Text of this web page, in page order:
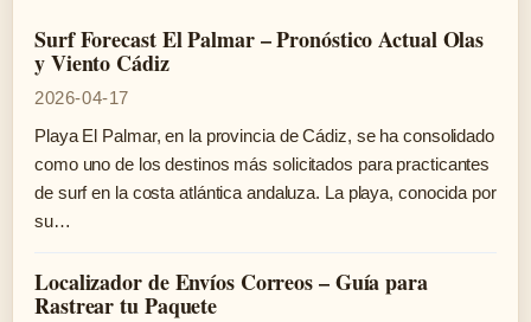
Surf Forecast El Palmar – Pronóstico Actual Olas
y Viento Cádiz
2026-04-17
Playa El Palmar, en la provincia de Cádiz, se ha consolidado
como uno de los destinos más solicitados para practicantes
de surf en la costa atlántica andaluza. La playa, conocida por
su…
Localizador de Envíos Correos – Guía para
Rastrear tu Paquete